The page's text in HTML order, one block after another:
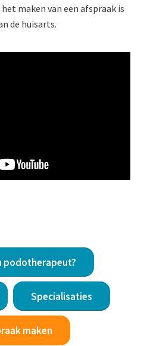
maken van een afspraak is
de huisarts.
podotherapeut?
Specialisaties
maken